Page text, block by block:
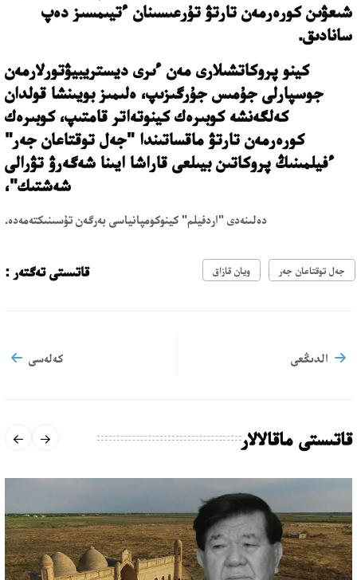
شىعۋىن كورەرمەن تارتۋ تۇرعىسىنان ءتيىمسىز دەپ
سانادىق.
كينو پروكاتشىلارى مەن ءىرى ديستريبيۋتورلارمەن
جوسپارلى جۇمىس جۇرگىزىپ، ەلىمىز بويىنشا قولدان
كەلگەنشە كوبىرەك كينوتەاتر قامتىپ، كوبىرەك
كورەرمەن تارتۋ ماقساتىندا "جەل توقتاعان جەر"
ءفيلمىنىڭ پروكاتىن بيىلعى قاراشا ايىنا شەگەرۋ تۋرالى
شەشتىك"،
دەلىنەدى "اردفيلم" كينوكومپانياسى بەرگەن تۇسىنىكتەمەدە.
قاتىستى تەگتەر : جەل توقتاعان جەر ويان قازاق
الدىڭعى كەلەسى
قاتىستى ماقالالار